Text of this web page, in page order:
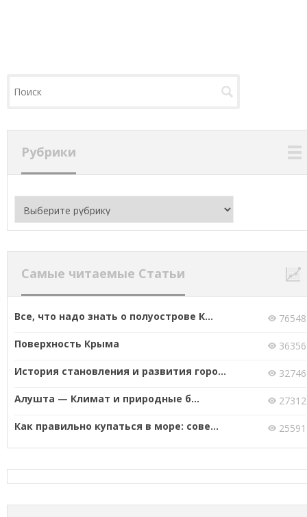
Рубрики
Рубрики
Самые читаемые Статьи
Все, что надо знать о полуострове К...
76548
Поверхность Крыма
36356
История становления и развития горо...
32746
Алушта — Климат и природные б...
27312
Как правильно купаться в море: сове...
25591